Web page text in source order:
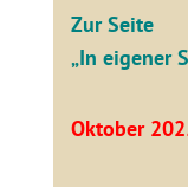
Zur Seite
„In eigener
Oktober